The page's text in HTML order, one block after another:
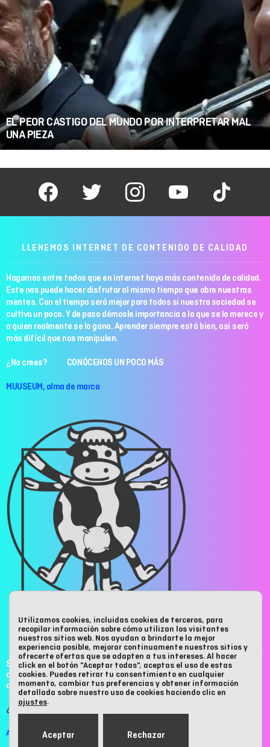
EL PEOR CASTIGO DEL MUNDO POR INTERPRETAR MAL
UNA PIEZA
facebook twitter instagram youtube tiktok
LLENEMOS INTERNET DE CONTENIDO DE CALIDAD
Hagamos entre todos que en internet haya más contenido de calidad.
Este nos puede hacer disfrutar al mismo tiempo que abre nuestras
mentes. Con el tiempo será mejor para todos si nuestra sociedad se
cultiva un poco. Y de paso démosle importancia a lo que se lo merece y
a quien realmente se lo gana. Aprender siempre está bien, así será
más difícil que nos manipulen.
¿No crees? CONÓCENOS UN POCO MÁS
MUUSEUM, alma de marca
ANÚNCIATE EN MUUSEUM
Si te gusta nuestro contenido y cuadra contigo o con tu empresa,
anúnciate en nuestra web. Contacta con nosotros hay muchas formas
de
formar parte de MUUSEUM.
¿Quieres saber más?
AQUÍ te informamos
Utilizamos cookies, incluidas cookies de terceros, para
recopilar información sobre cómo utilizan los visitantes
nuestros sitios web. Nos ayudan a brindarte la mejor
experiencia posible, mejorar continuamente nuestros sitios y
ofrecerte ofertas que se adapten a tus intereses. Al hacer
click en el botón "Aceptar todas", aceptas el uso de estas
cookies. Puedes retirar tu consentimiento en cualquier
momento, cambiar tus preferencias y obtener información
detallada sobre nuestro uso de cookies haciendo clic en
ajustes.
Aceptar Rechazar